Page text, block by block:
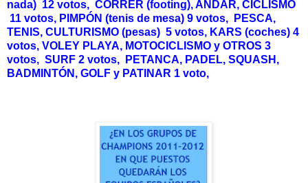
nada) 12 votos, CORRER (footing), ANDAR, CICLISMO
11 votos, PIMPÓN (tenis de mesa) 9 votos,
PESCA,
TENIS, CULTURISMO (pesas) 5 votos, KARS (coches) 4
votos, VOLEY PLAYA, MOTOCICLISMO y OTROS 3
votos, SURF 2 votos,
PETANCA, PADEL, SQUASH,
BADMINTÓN, GOLF y PATINAR 1 voto,